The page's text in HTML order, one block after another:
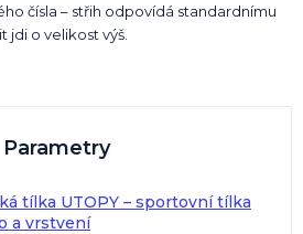
čísla – střih odpovídá standardnímu
jdi o velikost výš.
Parametry
tílka UTOPY – sportovní tílka
a vrstvení